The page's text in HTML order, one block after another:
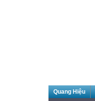
Quang Hiệu